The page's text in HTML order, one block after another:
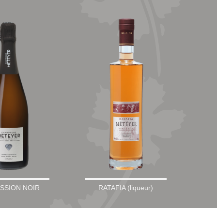
NOIR RATAFIA (liqueur)